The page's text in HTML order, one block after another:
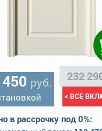
руб. 232
« ВСЕ
в рассрочку под 0%: